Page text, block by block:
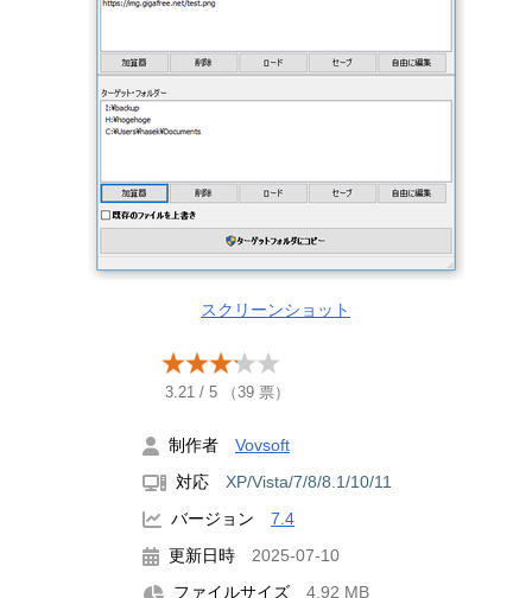
スクリーンショット
3.21 / 5 （39 票）
制作者 Vovsoft
対応 XP/Vista/7/8/8.1/10/11
バージョン 7.4
更新日時 2025-07-10
ファイルサイズ 4.92 MB